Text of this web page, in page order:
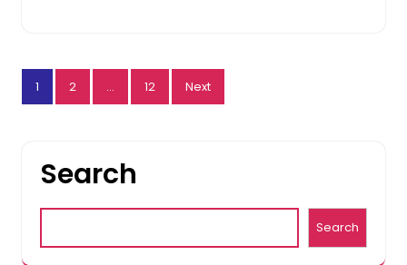
Posts
pagination
1 2 … 12 Next
Search
Search